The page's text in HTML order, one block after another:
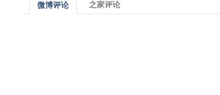
微博评论 之家评论